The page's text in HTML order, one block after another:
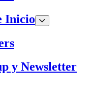
Inicio
y Newsletter